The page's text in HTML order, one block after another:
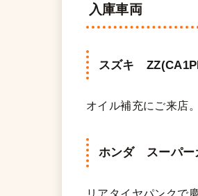
入庫車両
スズキ
オイル補充にご来店。
ホンダ スーパー
リアタイヤパンクで